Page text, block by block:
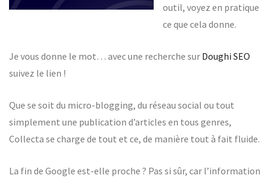
outil, voyez en pratique
ce que cela donne.
Je vous donne le mot… avec une recherche sur Doughi SEO
suivez le lien !
Que se soit du micro-blogging, du réseau social ou tout
simplement une publication d’articles en tous genres,
Collecta se charge de tout et ce, de manière tout à fait fluide.
La fin de Google est-elle proche ? Pas si sûr, car l’information